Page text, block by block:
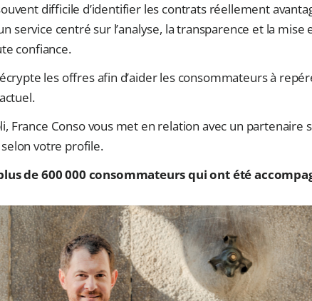
difficile d’identifier les contrats réellement
service centré sur l’analyse, la transparence et la
confiance.
les offres afin d’aider les consommateurs à
France Conso vous met en relation avec un partenaire
votre profile.
de 600 000 consommateurs qui ont été